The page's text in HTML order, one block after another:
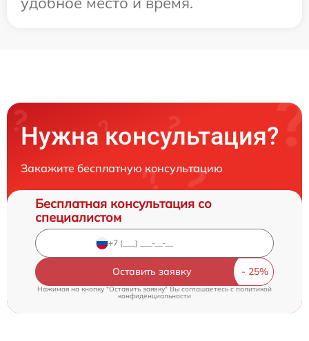
Нужна консультация?
Закажите бесплатную консультацию
Бесплатная консультация со
специалистом
Оставить заявку
Нажимая на кнопку "Оставить заявку" Вы соглашаетесь cполитикой
конфиденциальности